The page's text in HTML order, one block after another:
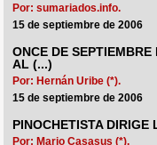
Por: sumariados.info.
15 de septiembre de 2006
ONCE DE
AL (...)
Por: Hernán Uribe (*).
15 de septiembre de 2006
PINOCHETISTA
Por: Mario Casasus (*).